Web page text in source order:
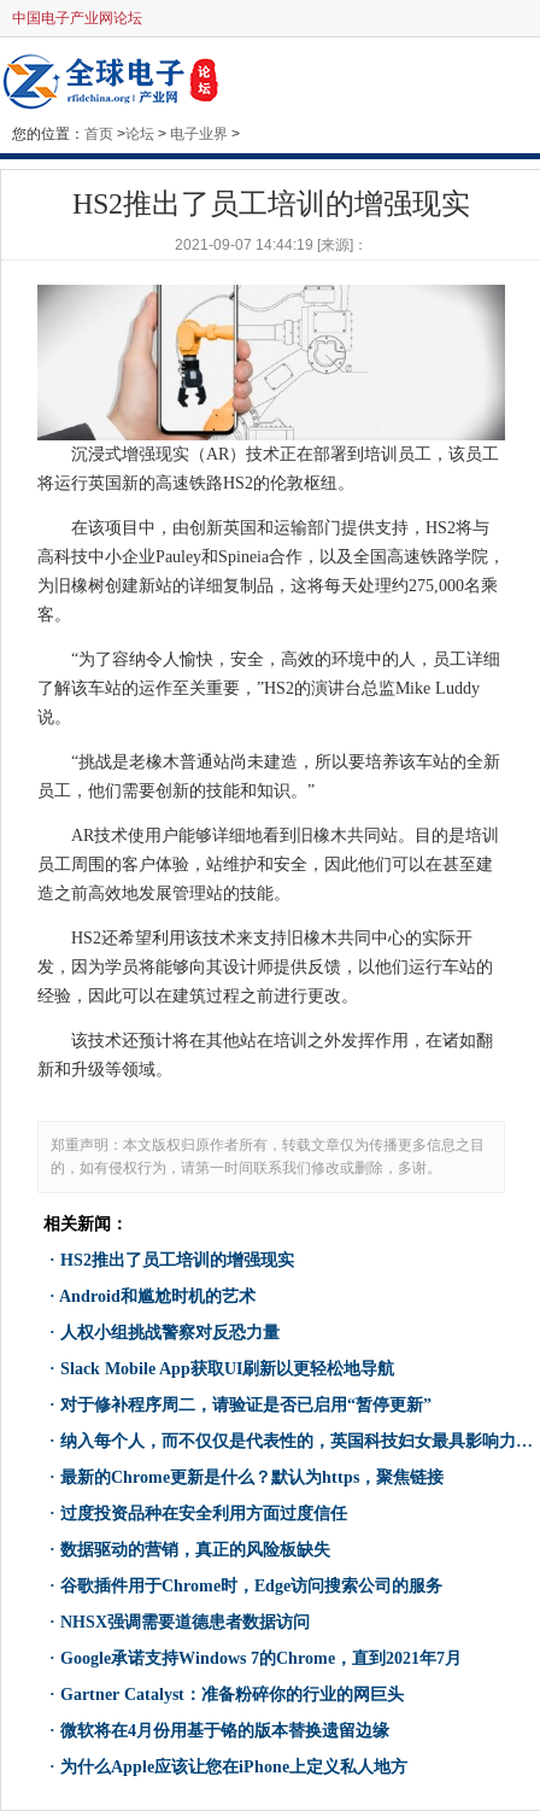
中国电子产业网论坛
您的位置： 首页 >论坛 > 电子业界 >
HS2推出了员工培训的增强现实
2021-09-07 14:44:19 [来源]：
沉浸式增强现实（AR）技术正在部署到培训员工，该员工
将运行英国新的高速铁路HS2的伦敦枢纽。
在该项目中，由创新英国和运输部门提供支持，HS2将与
高科技中小企业Pauley和Spineia合作，以及全国高速铁路学院，
为旧橡树创建新站的详细复制品，这将每天处理约275,000名乘
客。
“为了容纳令人愉快，安全，高效的环境中的人，员工详细
了解该车站的运作至关重要，”HS2的演讲台总监Mike Luddy
说。
“挑战是老橡木普通站尚未建造，所以要培养该车站的全新
员工，他们需要创新的技能和知识。”
AR技术使用户能够详细地看到旧橡木共同站。目的是培训
员工周围的客户体验，站维护和安全，因此他们可以在甚至建
造之前高效地发展管理站的技能。
HS2还希望利用该技术来支持旧橡木共同中心的实际开
发，因为学员将能够向其设计师提供反馈，以他们运行车站的
经验，因此可以在建筑过程之前进行更改。
该技术还预计将在其他站在培训之外发挥作用，在诸如翻
新和升级等领域。
郑重声明：本文版权归原作者所有，转载文章仅为传播更多信息之目
的，如有侵权行为，请第一时间联系我们修改或删除，多谢。
相关新闻：
· HS2推出了员工培训的增强现实
· Android和尴尬时机的艺术
· 人权小组挑战警察对反恐力量
· Slack Mobile App获取UI刷新以更轻松地导航
· 对于修补程序周二，请验证是否已启用“暂停更新”
· 纳入每个人，而不仅仅是代表性的，英国科技妇女最具影响力的妇女
· 最新的Chrome更新是什么？默认为https，聚焦链接
· 过度投资品种在安全利用方面过度信任
· 数据驱动的营销，真正的风险板缺失
· 谷歌插件用于Chrome时，Edge访问搜索公司的服务
· NHSX强调需要道德患者数据访问
· Google承诺支持Windows 7的Chrome，直到2021年7月
· Gartner Catalyst：准备粉碎你的行业的网巨头
· 微软将在4月份用基于铬的版本替换遗留边缘
· 为什么Apple应该让您在iPhone上定义私人地方